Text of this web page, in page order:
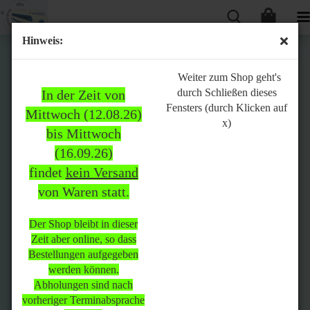
Hinweis:
In der Zeit von
Mittwoch (12.08.26)
bis Mittwoch
(16.09.26)
findet kein Versand
von Waren statt.
Der Shop bleibt in dieser
Zeit aber online, so dass
Bestellungen aufgegeben
werden können.
Abholungen sind nach
vorheriger Terminabsprache
Weiter zum Shop geht's
durch Schließen dieses
Fensters (durch Klicken auf
x)
Bitte
beachten:
In der Zeit von Mittwoch
(12.08.26) bis Mittwoch
(16.09.26)
statt.
Der Shop bleibt in dieser Zeit
aber online, so dass
Bestellungen aufgegeben
werden können.